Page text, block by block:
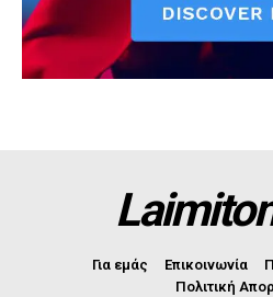
Για εμάς Επικοινωνία
Πολιτική